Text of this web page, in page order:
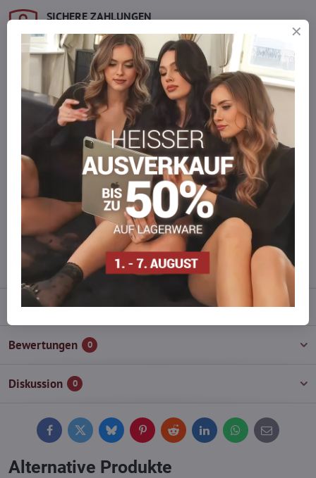
SICHERE ZAHLUNGEN
Ware auf Lager
Wir versenden sofort
Werden Sie Teil von everlady
Werden Sie Teil von everlady und genießen Sie einen
5 %
Mitgliedervorteil
bei jedem Einkauf.
Der Vorteil wird automatisch im Warenkorb angewendet.
Möchten Sie mehr bestellen, als wir
auf Lager haben?
Zögern Sie nicht, uns zu kontaktieren, wir füllen die Ware für Sie
wieder auf!
info​@everlady​.eu
Beschreibung
Bewertungen 0
Diskussion 0
FacebookTwitterBlueskyPinterestReddit LinkedInWhatsApp
E-
mail
Alternative Produkte